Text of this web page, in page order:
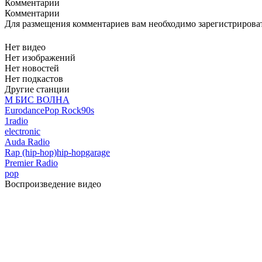
Комментарии
Комментарии
Для размещения комментариев вам необходимо
Нет видео
Нет изображений
Нет новостей
Нет подкастов
Другие станции
М БИС ВОЛНА
EurodancePop Rock90s
1radio
electronic
Auda Radio
Rap (hip-hop)hip-hopgarage
Premier Radio
pop
Воспроизведение видео